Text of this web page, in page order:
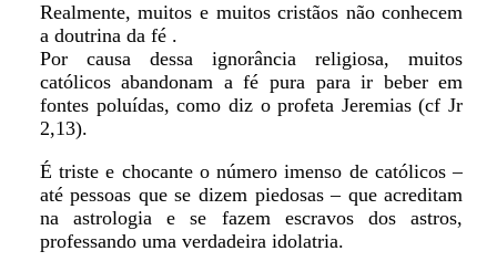
Realmente, muitos e muitos cristãos não conhecem
a doutrina da fé .
Por causa dessa ignorância religiosa, muitos
católicos abandonam a fé pura para ir beber em
fontes poluídas, como diz o profeta Jeremias (cf Jr
2,13).
É triste e chocante o número imenso de católicos –
até pessoas que se dizem piedosas – que acreditam
na astrologia e se fazem escravos dos astros,
professando uma verdadeira idolatria.